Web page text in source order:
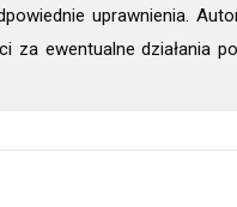
uprawnienia.
za ewentualne działania